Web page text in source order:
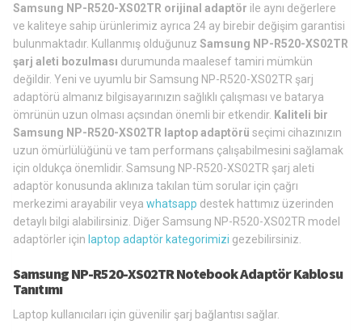
Samsung NP-R520-XS02TR orijinal adaptör ile aynı değerlere
ve kaliteye sahip ürünlerimiz ayrıca 24 ay birebir değişim garantisi
bulunmaktadır. Kullanmış olduğunuz Samsung NP-R520-XS02TR
şarj aleti bozulması durumunda maalesef tamiri mümkün
değildir. Yeni ve uyumlu bir Samsung NP-R520-XS02TR şarj
adaptörü almanız bilgisayarınızın sağlıklı çalışması ve batarya
ömrünün uzun olması açsından önemli bir etkendir. Kaliteli bir
Samsung NP-R520-XS02TR laptop adaptörü seçimi cihazınızın
uzun ömürlülüğünü ve tam performans çalışabilmesini sağlamak
için oldukça önemlidir. Samsung NP-R520-XS02TR şarj aleti
adaptör konusunda aklınıza takılan tüm sorular için çağrı
merkezimi arayabilir veya whatsapp destek hattımız üzerinden
detaylı bilgi alabilirsiniz. Diğer Samsung NP-R520-XS02TR model
adaptörler için laptop adaptör kategorimizi gezebilirsiniz.
Samsung NP-R520-XS02TR Notebook Adaptör Kablosu
Tanıtımı
Laptop kullanıcıları için güvenilir şarj bağlantısı sağlar.